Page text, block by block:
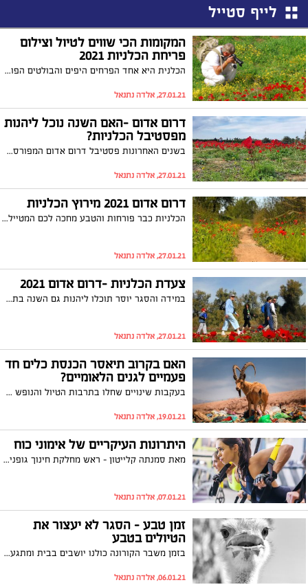
לייף סטייל
המקומות הכי שווים לטיול וצילום
פריחת הכלניות 2021
הכלנית היא אחד הפרחים היפים והבולטים הפורחים בעיצומו של החורף באזור הדרום, מרבדי הכלניות, בעיקר האדומות, הם ממאפייני הטבע והנוף המרשימים ביותר בעונת הפריחה של החורף בין יישובי הדרום. אין כמו לצאת לטבע ולצלם את המרבדים האדומים. אם אתם גרים באחד מהאזורים המצוינים ברשימה גם בתקופת הסגר תוכלו ליהנות מהמחזה המרהיב בתנאי זה בטווח ה1000 מטר. אחרת תמתינו בסבלנות שהממשלה תאשר את סיום הסגר והחזרה לטבע. אל דאגה הכלניות איתנו עד מרץ.
27.01.21, אלדה נתנאל
דרום אדום -האם השנה נוכל ליהנות
מפסטיבל הכלניות?
בשנים האחרונות פסטיבל דרום אדום המפורסם ופריחת הכלניות האדומות בצפון הנגב משאירות סימן שאלה גדול בקרבי שוחרי הטבע האם יתקיים הפסטיבל ? בשנים קודמות מה שמנע או ביטל חלק מהאירועים היה טרור הבלונים והסלמה מצד לוחמי הטרור שמעבר לגדר -רצועת עזה. אלה שהשנה מה שעלול למנוע מ את פתיחת הפסטיבל וההנאה ממרבדי הכלניות הוא לא אחר מנגיף הקורונה . בממשלה הבטיחו שהסגר יהיה רק לשבועיים ומארגני הפסטיבל ומהטיילים היו אופטימיים אלה שכעת הסגר נמשך ונמשך אך הכלניות כבר בשיא פריחתן ואין מי שיבקר, אלה אם אתם גרים בסמוך והנוף האדמוני הוא חלק מטווח 1000 מטר שמותר לכם לטייל בו
27.01.21, אלדה נתנאל
דרום אדום 2021 מירוץ הכלניות
הכלניות כבר פורחות והטבע מחכה לכם המטיילים אך השנה בשונה משנים קודמות השנה אתם בוחרים מתי לרוץ. מארגני הפסטיבל שינו את הפורמט של מירוץ הכלניות ואפשרו לכם לקבוע לרוץ עם מי שבא לכם, ומתי שבא לכם מירוץ הכלניות ימשך על פני 5 ימים: שני-שישי 8-12.2.21 המירוץ ייצא מחניון באר מרווה מול קיבוץ עלומים. לנוחיות הרצים הוסדרו מגרשי חניה בסמוך לנקודת היציאה למירוץ.
27.01.21, אלדה נתנאל
צעדת הכלניות -דרום אדום 2021
במידה והסגר יוסר תוכלו ליהנות גם השנה בתקופת הקורונה בצעדת הכלניות המסורתית רק שהשנה היא תהיה במתכונת שונה - השנה תתקיים הצעדה באופן שונה ומהנה. היא תתקיים למשך מספר ימים לנוחיות הצועדים. בוחרים את היום והשעה שרוצים, בוחרים שותפים לצעדה, ויוצאים לצעוד בכיף בין שדות ירוקים, שמים כחולים, מרחבים פתוחים, פריחה ואוויר נקי.
27.01.21, אלדה נתנאל
האם בקרוב תיאסר הכנסת כלים חד
פעמיים לגנים הלאומיים?
בעקבות שינויים שחלו בתרבות הטיול והנופש בחיק הטבע בקרב הציבור הישראלי, השרה להגנת הסביבה גילה גמליאל, מקדמת תיקון לכללי הסדרים וההתנהגות בגנים הלאומיים שקבועים כיום בחוק עזר לגנים לאומיים משנות ה-60. לאחר המלצת רשות הטבע והגנים, השרה גמליאל תשלים בימים הקרובים את השגת האישורים הנדרשים ממשרדי הפנים, הביטחון והתחבורה, ובקרוב תעביר את הכללים לועדת הפנים והגנת הסביבה, במטרה לאשר את הכללים עוד במהלך הכנסת ה- 23.
19.01.21, אלדה נתנאל
היתרונות העיקריים של אימוני כוח
מאת סמנתה קלייטון - ראש מחלקת חינוך גופני בהרבלייף העולמית "בכל גיל ניתן ליהנות מאימוני כוח. עם זאת, רוב האנשים נוטים להתמקד רק באימוני קרדיו, הידועים גם כפעילות אירובית". אומרת סמנתה קלייטון - ראש מחלקת חינוך גופני בהרבלייף העולמית. לפי סקר שנערך בשנת 2018 בארה"ב, כ-53.3 אחוזים מהמבוגרים האמריקאים עמדו בהמלצות לפעילות גופנית אירובית; כלומר, הם הלכו או רצו במשך כ-30 דקות לפחות בכל יום. עם זאת, רק כ-23.2 אחוזים עמדו בהמלצות לפעילות אירובית משולבת באימוני כוח.
07.01.21, אלדה נתנאל
זמן טבע - הסגר לא יעצור את
הטיולים בטבע
בזמן משבר הקורונה כולנו יושבים בבית ומתגעגעים לטיולים בטבע, לחיות, ולנופים היפים שבחוץ ברשות הטבע והגנים השיקו מגוון סרטונים וחידות על הטבע היפה בארצנו הנקרא "זמן טבע "
06.01.21, אלדה נתנאל